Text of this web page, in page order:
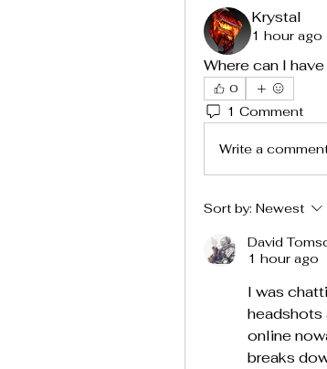
Krystal
1 hour ago
Where can I
0
1 Comment
Write a
Sort by: Newest
David
1 hour ago
I was
headshots
online
breaks